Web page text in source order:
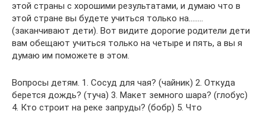
этой страны с хорошими результатами, и думаю что в
этой стране вы будете учиться только на……..
(заканчивают дети). Вот видите дорогие родители дети
вам обещают учиться только на четыре и пять, а вы я
думаю им поможете в этом.
Вопросы детям. 1. Сосуд для чая? (чайник) 2. Откуда
берется дождь? (туча) 3. Макет земного шара? (глобус)
4. Кто строит на реке запруды? (бобр) 5. Что